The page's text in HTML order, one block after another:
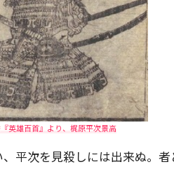
英雄百首』より、梶原平次景高
平次を見殺しには出来ぬ。者